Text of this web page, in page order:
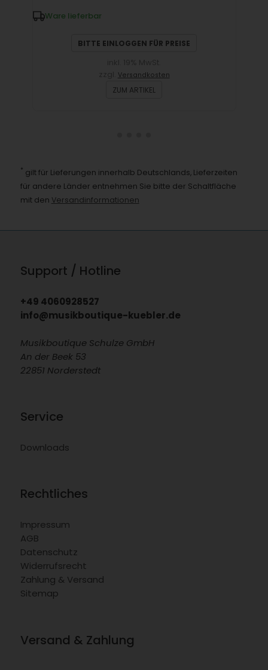
Ware lieferbar
BITTE EINLOGGEN FÜR PREISE
Versandkosten
ZUM ARTIKEL
* gilt für Lieferungen innerhalb Deutschlands, Lieferzeiten
für andere Länder entnehmen Sie bitte der Schaltfläche
mit den Versandinformationen
Support / Hotline
+49 4060928527
info@musikboutique-kuebler.de
Musikboutique Schulze GmbH
An der Beek 53
22851 Norderstedt
Service
Downloads
Rechtliches
Impressum
AGB
Datenschutz
Widerrufsrecht
Zahlung & Versand
Sitemap
Versand & Zahlung